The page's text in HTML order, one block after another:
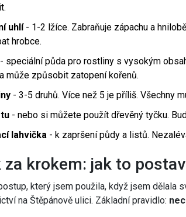
uhlí- 1-2 lžíce. Zabraňuje zápachu a
hrobce.
- speciální půda pro rostliny s vysokým
může způsobit zatopení kořenů.
- 3-5 druhů. Více než 5 je příliš. Všechny
- nebo si můžete použít dřevěný tyčku.
lahvička - k zapršení půdy a listů.
za krokem: jak to
který jsem použila, když jsem dělala
na Štěpánově ulici. Základní pravidlo: